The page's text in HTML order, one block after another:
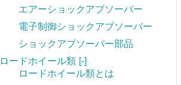
エアーショックアブソーバー
電子制御ショックアブソーバー
ショックアブソーバー部品
ロードホイール類 [-]
ロードホイール類とは